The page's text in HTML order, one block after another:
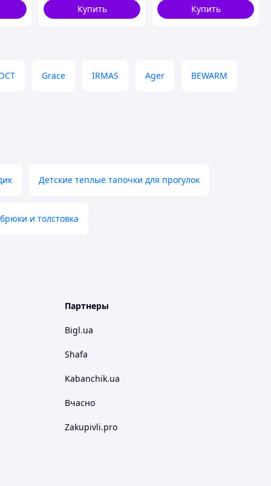
Купить
Купить
Grace IRMAS Ager BEWARM
Детские теплые тапочки для прогулок
и толстовка
Партнеры
Bigl.ua
Shafa
Kabanchik.ua
Вчасно
Zakupivli.pro